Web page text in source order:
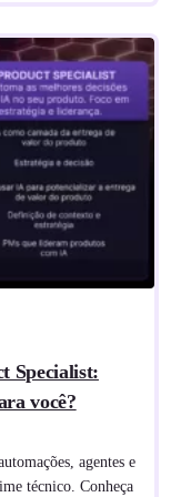
Specialist:
você?
agentes e
técnico. Conheça